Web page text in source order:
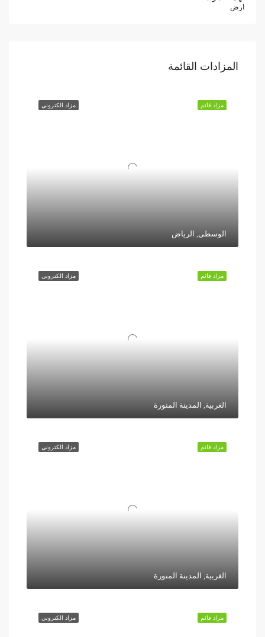
ارض
المزادات القائمة
مزاد الكتروني مزاد قائم
الوسطى, الرياض
مزاد الكتروني مزاد قائم
الغربية, المدينة المنورة
مزاد الكتروني مزاد قائم
الغربية, المدينة المنورة
مزاد الكتروني مزاد قائم